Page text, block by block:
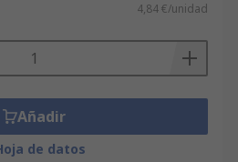
4,84 €/unidad
Añadir
de datos